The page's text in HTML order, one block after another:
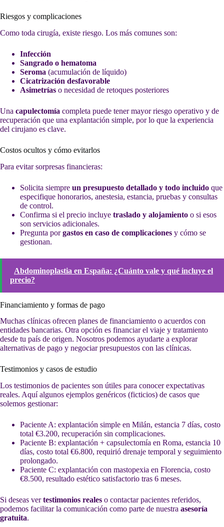
Riesgos y complicaciones
Como toda cirugía, existe riesgo. Los más comunes son:
Infección
Sangrado o hematoma
Seroma (acumulación de líquido)
Cicatrización desfavorable
Asimetrías o necesidad de retoques posteriores
Una capulectomía completa puede tener mayor riesgo operativo y de
recuperación que una explantación simple, por lo que la experiencia
del cirujano es clave.
Costos ocultos y cómo evitarlos
Para evitar sorpresas financieras:
Solicita siempre un presupuesto detallado y todo incluido que
especifique honorarios, anestesia, estancia, pruebas y consultas
de control.
Confirma si el precio incluye traslado y alojamiento o si esos
son servicios adicionales.
Pregunta porgastos en caso de complicaciones y cómo se
gestionan.
Abdominoplastia en España: ¿Cuánto vale y qué incluye el
precio?
Financiamiento y formas de pago
Muchas clínicas ofrecen planes de financiamiento o acuerdos con
entidades bancarias. Otra opción es financiar el viaje y tratamiento
desde tu país de origen. Nosotros podemos ayudarte a explorar
alternativas de pago y negociar presupuestos con las clínicas.
Testimonios y casos de estudio
Los testimonios de pacientes son útiles para conocer expectativas
reales. Aquí algunos ejemplos genéricos (ficticios) de casos que
solemos gestionar:
Paciente A: explantación simple en Milán, estancia 7 días, costo
total €3.200, recuperación sin complicaciones.
Paciente B: explantación + capsulectomía en Roma, estancia 10
días, costo total €6.800, requirió drenaje temporal y seguimiento
prolongado.
Paciente C: explantación con mastopexia en Florencia, costo
€8.500, resultado estético satisfactorio tras 6 meses.
Si deseas vertestimonios reales o contactar pacientes referidos,
podemos facilitar la comunicación como parte de nuestra asesoría
gratuita.